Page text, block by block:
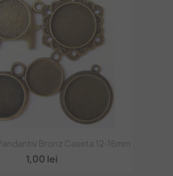
Bronz Caseta 12-16mm
1,00 lei